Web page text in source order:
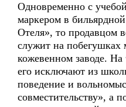
Одновременно с
маркером в
Отеля», то продавцом
служит на побегушках
кожевенном заводе. На
его исключают из
поведение и
совместительству», а